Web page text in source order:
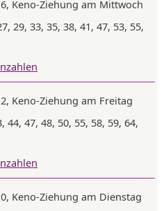
Keno-Ziehung am Mittwoch
29, 33, 35, 38, 41, 47, 53, 55,
Keno-Ziehung am Freitag
44, 47, 48, 50, 55, 58, 59, 64,
Keno-Ziehung am Dienstag